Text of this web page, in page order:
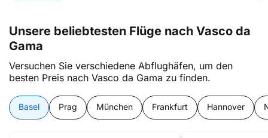
Unsere beliebtesten Flüge nach Vasco da
Gama
Versuchen Sie verschiedene Abflughäfen, um den
besten Preis nach Vasco da Gama zu finden.
Basel Prag München Frankfurt Hannover